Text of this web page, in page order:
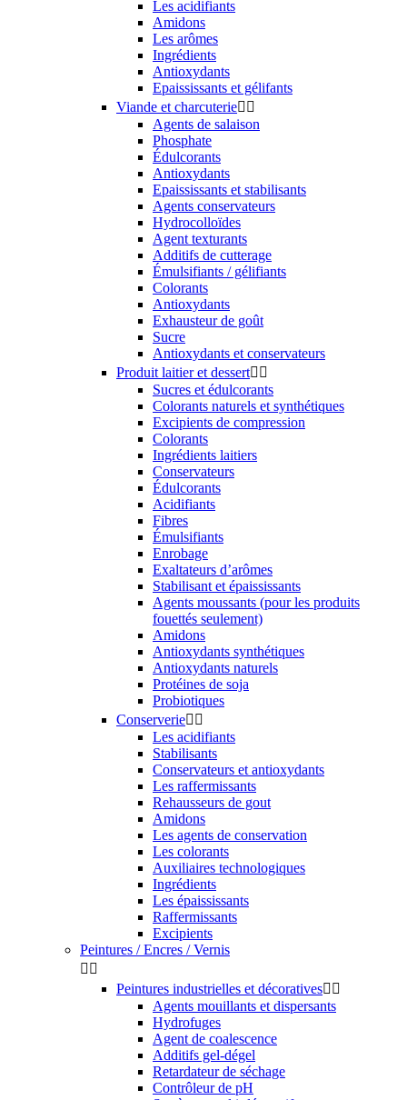
Les acidifiants
Amidons
Les arômes
Ingrédients
Antioxydants
Epaississants et gélifants
Viande et charcuterie 
Agents de salaison
Phosphate
Édulcorants
Antioxydants
Epaississants et stabilisants
Agents conservateurs
Hydrocolloïdes
Agent texturants
Additifs de cutterage
Émulsifiants / gélifiants
Colorants
Antioxydants
Exhausteur de goût
Sucre
Antioxydants et conservateurs
Produit laitier et dessert 
Sucres et édulcorants
Colorants naturels et synthétiques
Excipients de compression
Colorants
Ingrédients laitiers
Conservateurs
Édulcorants
Acidifiants
Fibres
Émulsifiants
Enrobage
Exaltateurs d’arômes
Stabilisant et épaississants
Agents moussants (pour les produits
fouettés seulement)
Amidons
Antioxydants synthétiques
Antioxydants naturels
Protéines de soja
Probiotiques
Conserverie 
Les acidifiants
Stabilisants
Conservateurs et antioxydants
Les raffermissants
Rehausseurs de gout
Amidons
Les agents de conservation
Les colorants
Auxiliaires technologiques
Ingrédients
Les épaississants
Raffermissants
Excipients
Peintures / Encres / Vernis
 
Peintures industrielles et décoratives 
Agents mouillants et dispersants
Hydrofuges
Agent de coalescence
Additifs gel-dégel
Retardateur de séchage
Contrôleur de pH